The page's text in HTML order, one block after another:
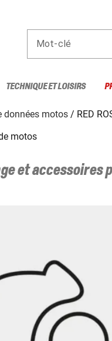
Mot-clé
TECHNIQUE ET LOISIRS
données motos
RED
motos
et accessoires